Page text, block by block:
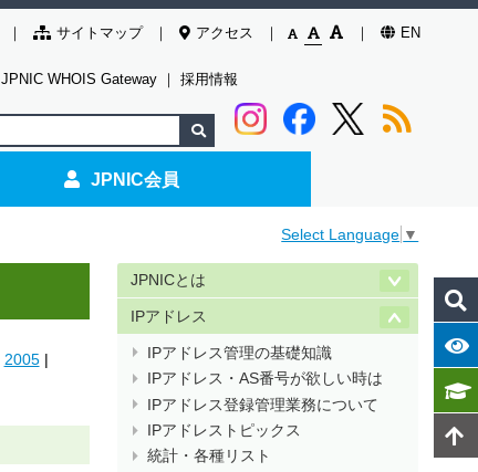
サイトマップ アクセス EN
JPNIC WHOIS Gateway ｜ 採用情報
JPNIC会員
Select Language ▼
2005|
JPNICとは
IPアドレス
IPアドレス管理の基礎知識
IPアドレス・AS番号が欲しい時は
IPアドレス登録管理業務について
IPアドレストピックス
統計・各種リスト